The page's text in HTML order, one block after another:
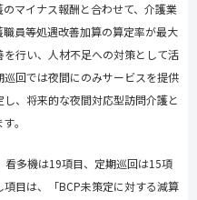
マイナス報酬と合わせて、介護業
員等処遇改善加算の算定率が最大
行い、人材不足への対策として活
回では夜間にのみサービスを提供
、将来的な夜間対応型訪問介護と
｡
看多機は19項目、定期巡回は15項
項目は、「BCP未策定に対する減算